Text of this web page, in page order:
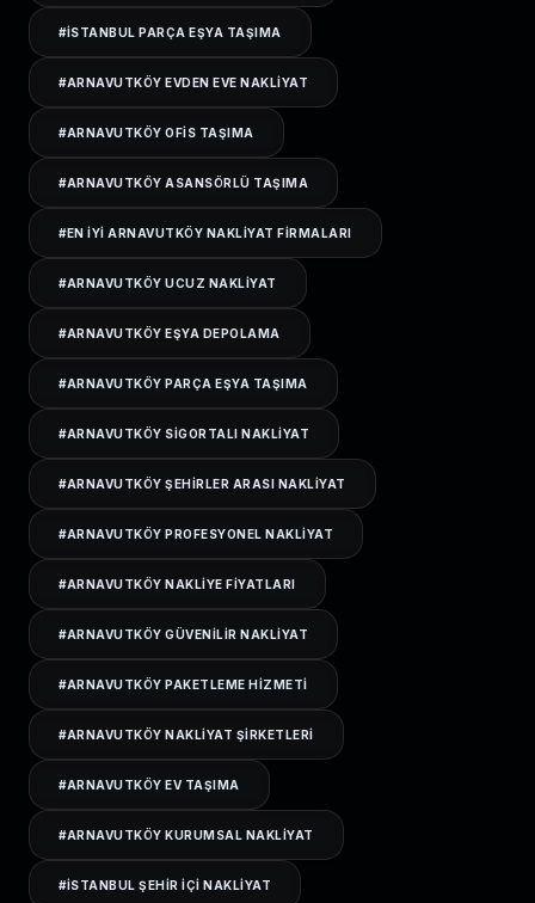
#ISTANBUL PARÇA EŞYA TAŞIMA
#ARNAVUTKÖY EVDEN EVE NAKLIYAT
#ARNAVUTKÖY OFIS TAŞIMA
#ARNAVUTKÖY ASANSÖRLÜ TAŞIMA
#EN IYI ARNAVUTKÖY NAKLIYAT FIRMALARI
#ARNAVUTKÖY UCUZ NAKLIYAT
#ARNAVUTKÖY EŞYA DEPOLAMA
#ARNAVUTKÖY PARÇA EŞYA TAŞIMA
#ARNAVUTKÖY SIGORTALI NAKLIYAT
#ARNAVUTKÖY ŞEHIRLER ARASI NAKLIYAT
#ARNAVUTKÖY PROFESYONEL NAKLIYAT
#ARNAVUTKÖY NAKLIYE FIYATLARI
#ARNAVUTKÖY GÜVENILIR NAKLIYAT
#ARNAVUTKÖY PAKETLEME HIZMETI
#ARNAVUTKÖY NAKLIYAT ŞIRKETLERI
#ARNAVUTKÖY EV TAŞIMA
#ARNAVUTKÖY KURUMSAL NAKLIYAT
#ISTANBUL ŞEHIR IÇI NAKLIYAT